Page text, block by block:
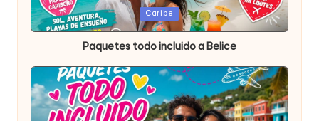
Publicada
en
Caribe
Paquetes todo incluido a Belice